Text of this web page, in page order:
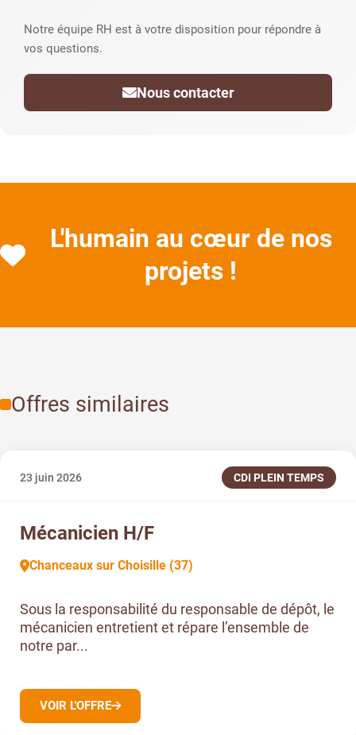
Notre équipe RH est à votre disposition pour répondre à
vos questions.
Nous contacter
L'humain au cœur de nos
projets !
Offres similaires
23 juin 2026 CDI PLEIN TEMPS
Mécanicien H/F
Chanceaux sur Choisille (37)
Sous la responsabilité du responsable de dépôt, le
mécanicien entretient et répare l’ensemble de
notre par...
VOIR L'OFFRE